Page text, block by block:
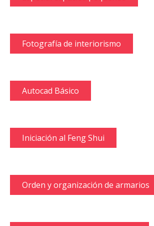
Fotografía de interiorismo
Autocad Básico
Iniciación al Feng Shui
Orden y organización de armarios